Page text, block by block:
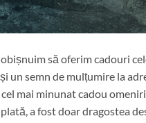
să oferim cadouri
un semn de mulțumire la
mai minunat cadou
a fost doar dragostea